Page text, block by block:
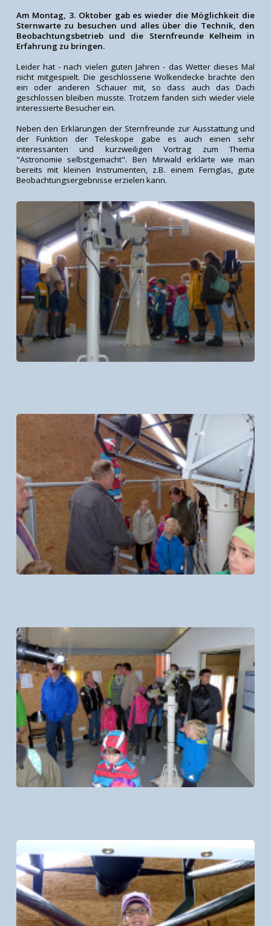
Am Montag, 3. Oktober gab es wieder die Möglichkeit die
Sternwarte zu besuchen und alles über die Technik, den
Beobachtungsbetrieb und die Sternfreunde Kelheim in
Erfahrung zu bringen.
Leider hat - nach vielen guten Jahren - das Wetter dieses Mal
nicht mitgespielt. Die geschlossene Wolkendecke brachte den
ein oder anderen Schauer mit, so dass auch das Dach
geschlossen bleiben musste. Trotzem fanden sich wieder viele
interessierte Besucher ein.
Neben den Erklärungen der Sternfreunde zur Ausstattung und
der Funktion der Teleskope gabe es auch einen sehr
interessanten und kurzweiligen Vortrag zum Thema
"Astronomie selbstgemacht". Ben Mirwald erklärte wie man
bereits mit kleinen Instrumenten, z.B. einem Fernglas, gute
Beobachtungsergebnisse erzielen kann.